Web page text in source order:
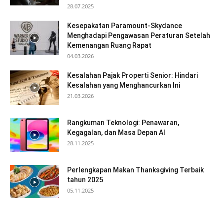
28.07.2025
Kesepakatan Paramount-Skydance
Menghadapi Pengawasan Peraturan Setelah
Kemenangan Ruang Rapat
04.03.2026
Kesalahan Pajak Properti Senior: Hindari
Kesalahan yang Menghancurkan Ini
21.03.2026
Rangkuman Teknologi: Penawaran,
Kegagalan, dan Masa Depan AI
28.11.2025
Perlengkapan Makan Thanksgiving Terbaik
tahun 2025
05.11.2025